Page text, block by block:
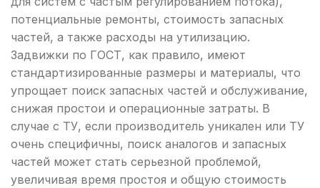
потенциальные ремонты, стоимость запасных
частей, а также расходы на утилизацию.
Задвижки по ГОСТ, как правило, имеют
стандартизированные размеры и материалы, что
упрощает поиск запасных частей и обслуживание,
снижая простои и операционные затраты. В
случае с ТУ, если производитель уникален или ТУ
очень специфичны, поиск аналогов и запасных
частей может стать серьезной проблемой,
увеличивая время простоя и общую стоимость